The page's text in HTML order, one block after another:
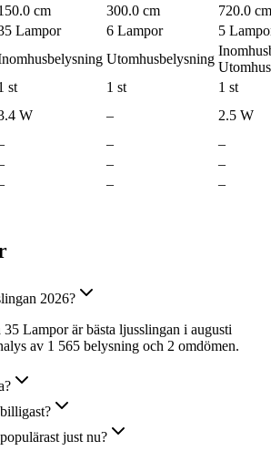
cm 300.0 cm
720.0 cm
Lampor 6 Lampor
5
Utomhusbelysning
st 1 st
1 st
W –
2.5 W
–
–
–
–
– –
2026?
Lampor är bästa ljusslingan i augusti
av 1 565 belysning och 2 omdömen.
just nu?